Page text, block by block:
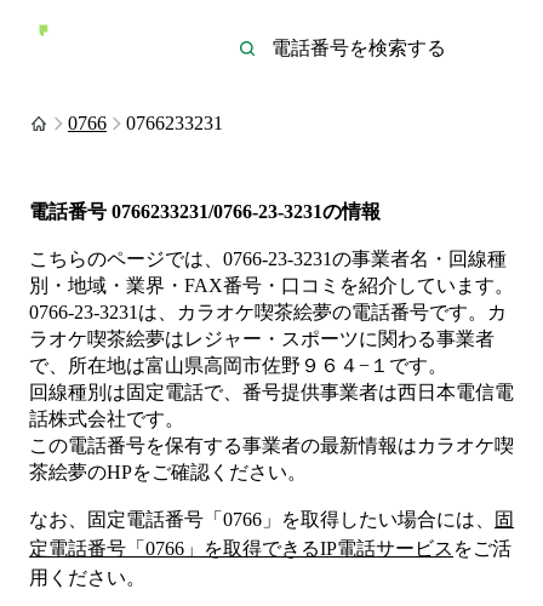
0766 0766233231
電話番号 0766233231/0766-23-3231の情報
こちらのページでは、 0766-23-3231の事業者名・回線種
別・地域・業界・FAX番号・口コミを紹介しています。
0766-23-3231 は、 カラオケ喫茶絵夢の電話番号です。
カ
ラオケ喫茶絵夢はレジャー・スポーツに関わる事業者
で、所在地は富山県高岡市佐野９６４−１ です。
回線種別は固定電話で、番号提供事業者は西日本電信電
話株式会社です。
この電話番号を保有する事業者の最新情報はカラオケ喫
茶絵夢のHPをご確認ください。
なお、固定電話番号「 0766 」を取得したい場合には、
固
定電話番号「 0766 」を取得できるIP電話サービス をご活
用ください。